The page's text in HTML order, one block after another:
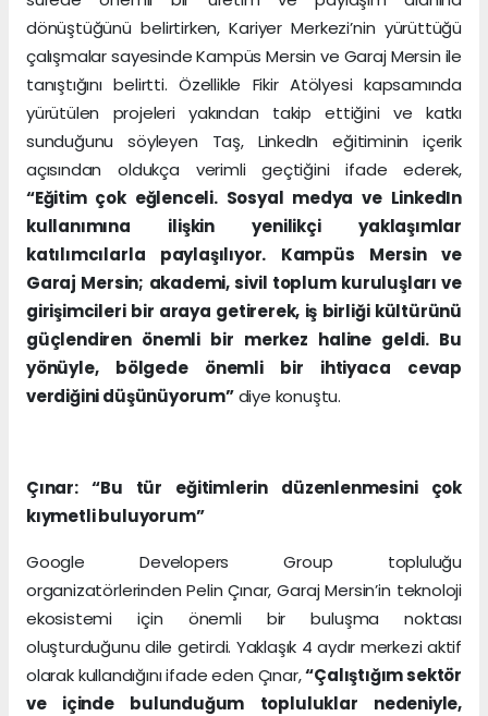
dönüştüğünü belirtirken, Kariyer Merkezi’nin yürüttüğü
çalışmalar sayesinde Kampüs Mersin ve Garaj Mersin ile
tanıştığını belirtti. Özellikle Fikir Atölyesi kapsamında
yürütülen projeleri yakından takip ettiğini ve katkı
sunduğunu söyleyen Taş, LinkedIn eğitiminin içerik
açısından oldukça verimli geçtiğini ifade ederek,
“Eğitim çok eğlenceli. Sosyal medya ve LinkedIn
kullanımına ilişkin yenilikçi yaklaşımlar
katılımcılarla paylaşılıyor. Kampüs Mersin ve
Garaj Mersin; akademi, sivil toplum kuruluşları ve
girişimcileri bir araya getirerek, iş birliği kültürünü
güçlendiren önemli bir merkez haline geldi. Bu
yönüyle, bölgede önemli bir ihtiyaca cevap
verdiğini düşünüyorum”diye konuştu.
Çınar: “Bu tür eğitimlerin düzenlenmesini çok
kıymetli buluyorum”
Google Developers Group topluluğu
organizatörlerinden Pelin Çınar, Garaj Mersin’in teknoloji
ekosistemi için önemli bir buluşma noktası
oluşturduğunu dile getirdi. Yaklaşık 4 aydır merkezi aktif
olarak kullandığını ifade eden Çınar,“Çalıştığım sektör
ve içinde bulunduğum topluluklar nedeniyle,